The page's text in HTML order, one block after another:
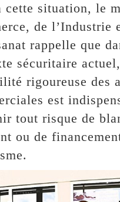
cette situation, le
de l’Industrie
rappelle que
sécuritaire
rigoureuse des
est
tout risque de
ou de